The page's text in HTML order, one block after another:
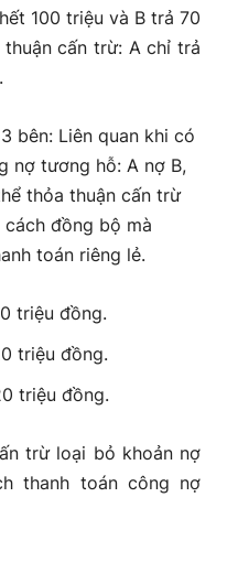
100 triệu và B trả 70
cấn trừ: A chỉ trả
bên: Liên quan khi có
nợ tương hỗ: A nợ B,
thỏa thuận cấn trừ
đồng bộ mà
toán riêng lẻ.
triệu đồng.
triệu đồng.
triệu đồng.
trừ loại bỏ khoản nợ
thanh toán công nợ